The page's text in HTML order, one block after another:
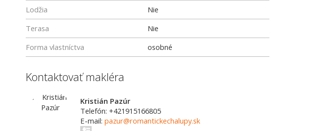
Lodžia
Nie
Terasa
Nie
Forma vlastníctva
osobné
Kontaktovať makléra
Kristián Pazúr
Telefón: +421915166805
E-mail: pazur@romantickechalupy.sk